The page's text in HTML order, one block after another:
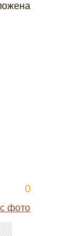
0
фото